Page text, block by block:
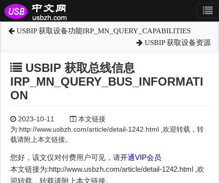
USBIP 获取设备功能IRP_MN_QUERY_CAPABILITIES
USBIP 获取设备资源
USBIP 获取总线信息
IRP_MN_QUERY_BUS_INFORMATI
ON
2023-10-11
本文链接
为:http://www.usbzh.com/article/detail-1242.html ,欢迎转载，转
载请附上本文链接。
您好，该文仅对付费用户可见，请开通VIP会员
本文链接为:http://www.usbzh.com/article/detail-1242.html ,欢
迎转载，转载请附上本文链接。